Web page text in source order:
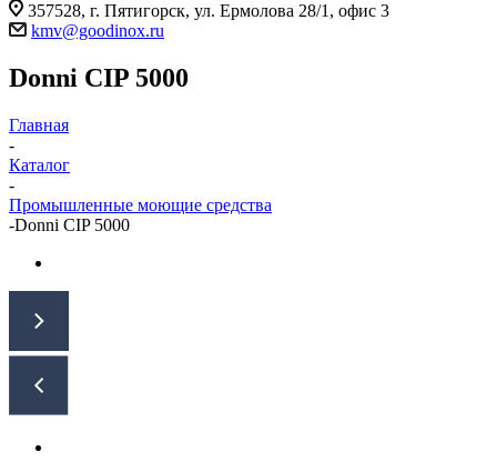
357528, г. Пятигорск, ул. Ермолова 28/1, офис 3
kmv@goodinox.ru
Donni CIP 5000
Главная
-
Каталог
-
Промышленные моющие средства
-Donni CIP 5000